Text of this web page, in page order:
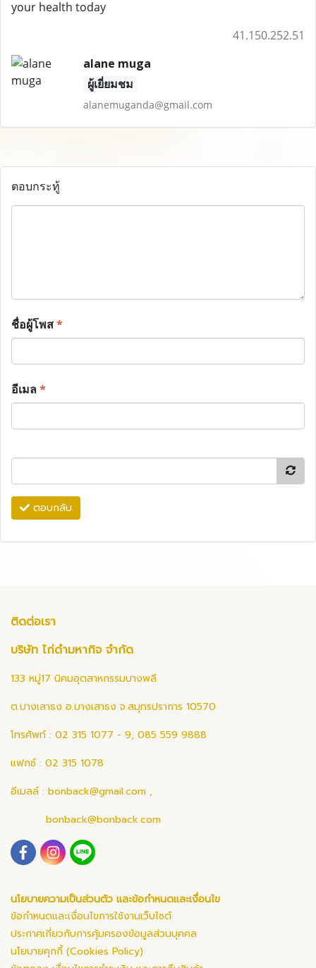
your health today
41.150.252.51
alane muga
ผู้เยี่ยมชม
alanemuganda@gmail.com
ตอบกระทู้
ชื่อผู้โพส*
อีเมล*
ตอบกลับ
ติดต่อเรา
บริษัท ไก่ดำมหากิจ จำกัด
133 หมู่17 นิคมอุตสาหกรรมบางพลี
ต.บางเสาธง อ.บางเสาธง จ.สมุทรปราการ 10570
โทรศัพท์ : 02 315 1077 - 9, 085 559 9888
แฟกซ์ : 02 315 1078
อีเมลล์ : bonback@gmail.com ,
bonback@bonback.com
นโยบายความเป็นส่วนตัว และข้อกำหนดและเงื่อนไข
ข้อกำหนดและเงื่อนไขการใช้งานเว็บไซต์
ประกาศเกี่ยวกับการคุ้มครองข้อมูลส่วนบุคคล
นโยบายคุกกี้ (Cookies Policy)